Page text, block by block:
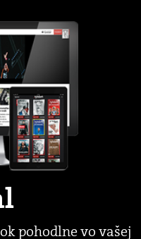
pohodlne vo vašej